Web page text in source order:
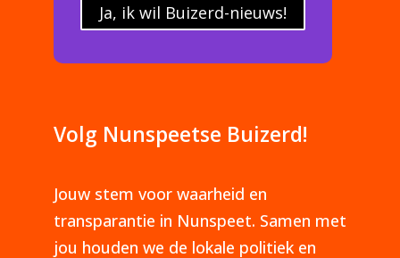
Ja, ik wil Buizerd-nieuws!
Volg Nunspeetse Buizerd!
Jouw stem voor waarheid en
transparantie in Nunspeet. Samen met
jou houden we de lokale politiek en